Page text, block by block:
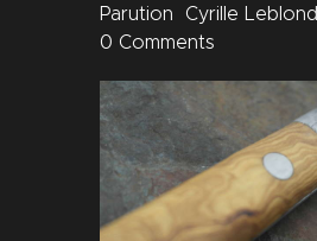
Parution
Cyrille Leblond
0 Comments